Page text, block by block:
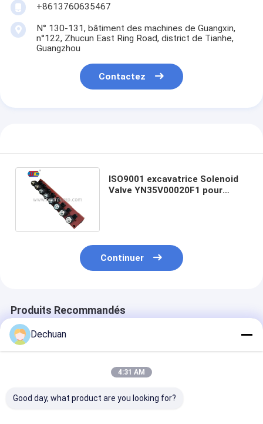
+8613760635467
N° 130-131, bâtiment des machines de Guangxin,
n°122, Zhucun East Ring Road, district de Tianhe,
Guangzhou
Contactez
ISO9001 excavatrice Solenoid
Valve YN35V00020F1 pour
Continuer
Produits Recommandés
Dechuan
4:31 AM
Good day, what product are you looking for?